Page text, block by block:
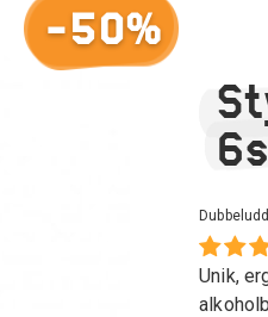
-50%
Unik,